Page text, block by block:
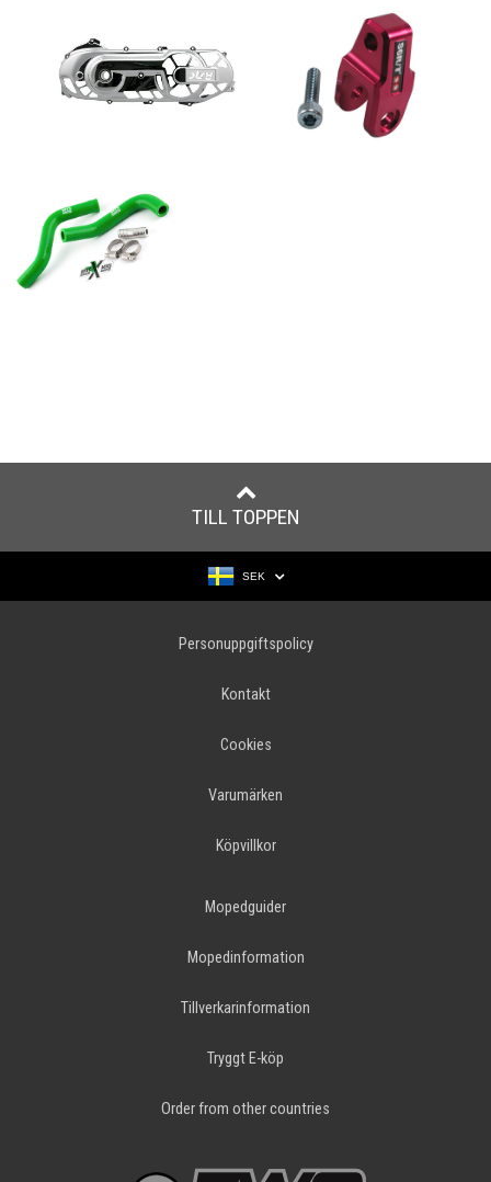
TILL TOPPEN
SEK
Personuppgiftspolicy
Kontakt
Cookies
Varumärken
Köpvillkor
Mopedguider
Mopedinformation
Tillverkarinformation
Tryggt E-köp
Order from other countries